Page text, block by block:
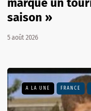
marqué un
saison »
5 août 2026
A LA UNE FRANCE